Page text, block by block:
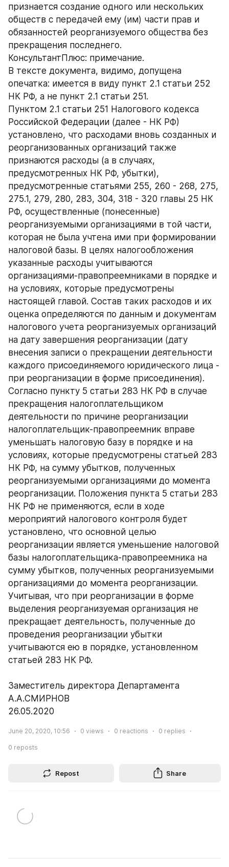
признается создание одного или нескольких
обществ с передачей ему (им) части прав и
обязанностей реорганизуемого общества без
прекращения последнего.
КонсультантПлюс: примечание.
В тексте документа, видимо, допущена
опечатка: имеется в виду пункт 2.1 статьи 252
НК РФ, а не пункт 2.1 статьи 251.
Пунктом 2.1 статьи 251 Налогового кодекса
Российской Федерации (далее - НК РФ)
установлено, что расходами вновь созданных и
реорганизованных организаций также
признаются расходы (а в случаях,
предусмотренных НК РФ, убытки),
предусмотренные статьями 255, 260 - 268, 275,
275.1, 279, 280, 283, 304, 318 - 320 главы 25 НК
РФ, осуществленные (понесенные)
реорганизуемыми организациями в той части,
которая не была учтена ими при формировании
налоговой базы. В целях налогообложения
указанные расходы учитываются
организациями-правопреемниками в порядке и
на условиях, которые предусмотрены
настоящей главой. Состав таких расходов и их
оценка определяются по данным и документам
налогового учета реорганизуемых организаций
на дату завершения реорганизации (дату
внесения записи о прекращении деятельности
каждого присоединяемого юридического лица -
при реорганизации в форме присоединения).
Согласно пункту 5 статьи 283 НК РФ в случае
прекращения налогоплательщиком
деятельности по причине реорганизации
налогоплательщик-правопреемник вправе
уменьшать налоговую базу в порядке и на
условиях, которые предусмотрены статьей 283
НК РФ, на сумму убытков, полученных
реорганизуемыми организациями до момента
реорганизации. Положения пункта 5 статьи 283
НК РФ не применяются, если в ходе
мероприятий налогового контроля будет
установлено, что основной целью
реорганизации является уменьшение налоговой
базы налогоплательщика-правопреемника на
сумму убытков, полученных реорганизуемыми
организациями до момента реорганизации.
Учитывая, что при реорганизации в форме
выделения реорганизуемая организация не
прекращает деятельность, полученные до
проведения реорганизации убытки
учитываются ею в порядке, установленном
статьей 283 НК РФ.
Заместитель директора Департамента
А.А.СМИРНОВ
26.05.2020
June 20, 2020, 10:56 0 views 0 reactions 0 replies
0 reposts
Repost Share